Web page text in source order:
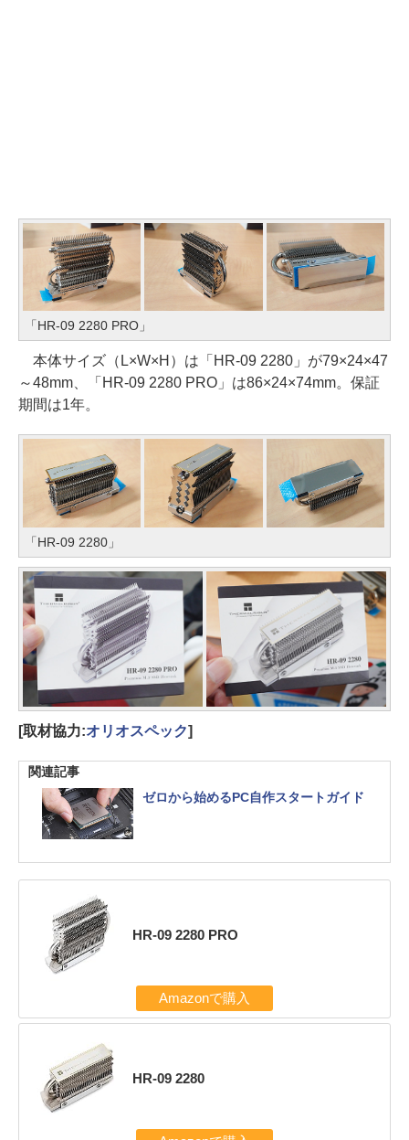
「HR-09 2280 PRO」
本体サイズ（L×W×H）は「HR-09 2280」が79×24×47
～48mm、「HR-09 2280 PRO」は86×24×74mm。保証
期間は1年。
「HR-09 2280」
[取材協力:オリオスペック]
関連記事
ゼロから始めるPC自作スタートガイド
HR-09 2280 PRO
Amazonで購入
HR-09 2280